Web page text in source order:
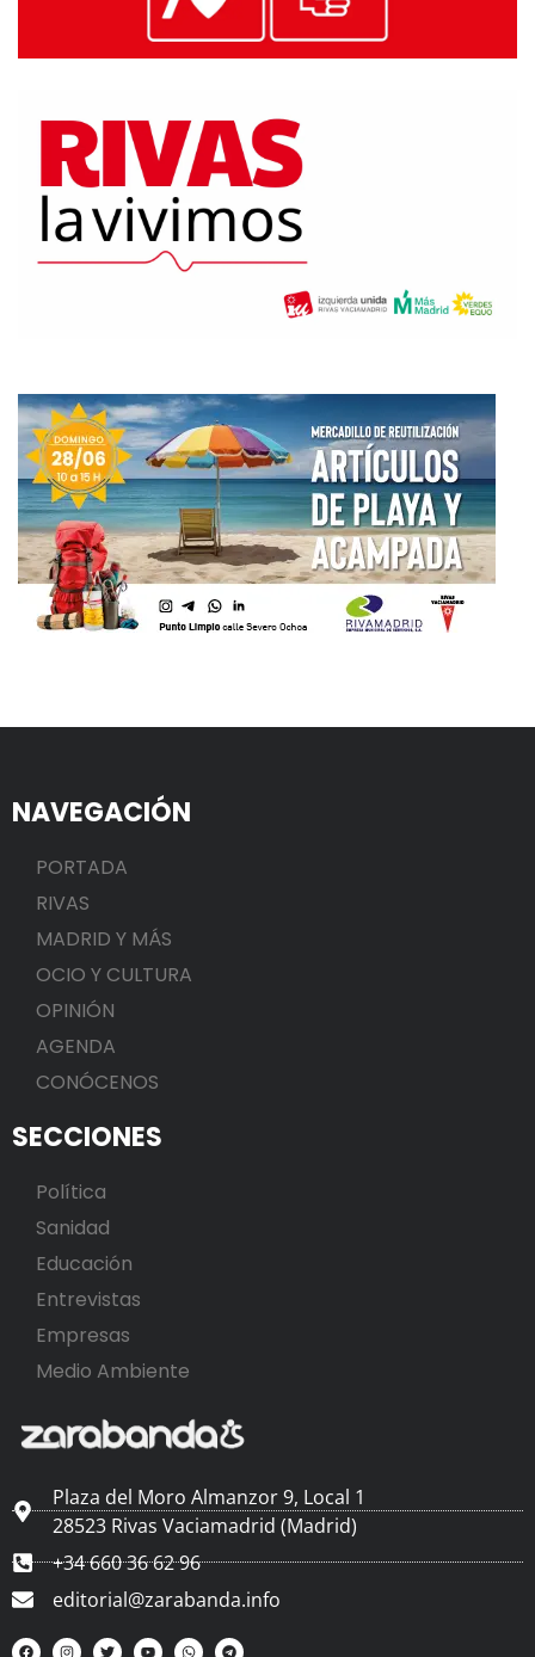
NAVEGACIÓN
PORTADA
RIVAS
MADRID Y MÁS
OCIO Y CULTURA
OPINIÓN
AGENDA
CONÓCENOS
SECCIONES
Política
Sanidad
Educación
Entrevistas
Empresas
Medio Ambiente
Plaza del Moro Almanzor 9, Local 1
28523 Rivas Vaciamadrid (Madrid)
+34 660 36 62 96
editorial@zarabanda.info